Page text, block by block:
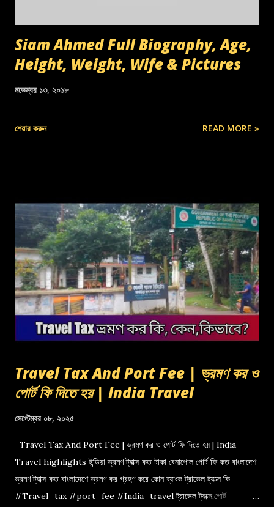
Siam Ahmed Full Biography, Age,
Height, Weight, Wife & Pictures
নভেম্বর ১৩, ২০১৮
শেয়ার করুন READ MORE »
Travel Tax And Port Fee | ভ্রমণ কর ও
পোর্ট ফি দিতে হয় | India Travel
সেপ্টেম্বর ০৮, ২০২৫
Travel Tax And Port Fee | ভ্রমণ কর ও পোর্ট ফি দিতে হয় | India
Travel highlights ইন্ডিয়া ভ্রমণ ট্যাক্স কত টাকা বেনাপোল পোর্ট ফি কত বাংলাদেশ
ভ্রমণ ট্যাক্স কত বাংলাদেশে ভ্রমণ কর গ্রহণ করে কোন ব্যাংক ট্রাভেল ট্যাক্স কি
#Travel_tax #port_fee #India_travel ট্রাভেল ট্যাক্স,পোর্ট